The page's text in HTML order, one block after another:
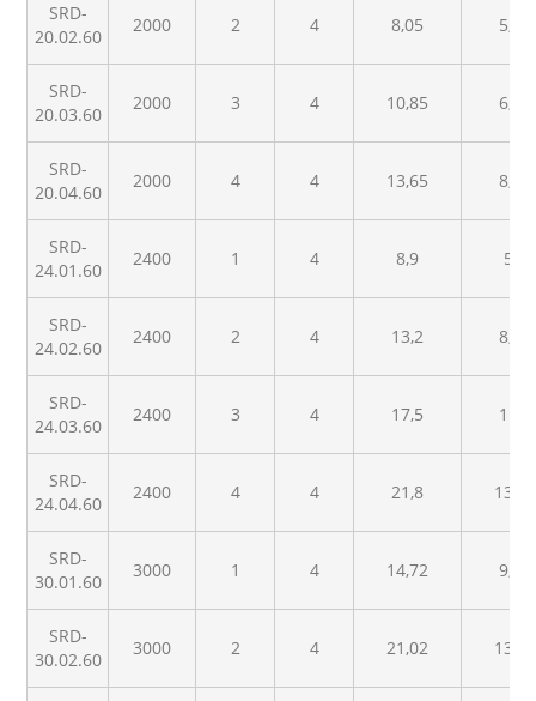
SRD-
20.02.60
2000 2 4 8,05 5,14
SRD-
20.03.60
2000 3 4 10,85 6,93
SRD-
20.04.60
2000 4 4 13,65 8,72
SRD-
24.01.60
2400 1 4 8,9 5,7
SRD-
24.02.60
2400 2 4 13,2 8,45
SRD-
24.03.60
2400 3 4 17,5 11,2
SRD-
24.04.60
2400 4 4 21,8 13,95
SRD-
30.01.60
3000 1 4 14,72 9,41
SRD-
30.02.60
3000 2 4 21,02 13,44